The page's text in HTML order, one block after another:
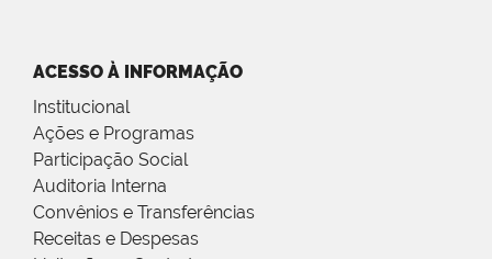
ACESSO À INFORMAÇÃO
Institucional
Ações e Programas
Participação Social
Auditoria Interna
Convênios e Transferências
Receitas e Despesas